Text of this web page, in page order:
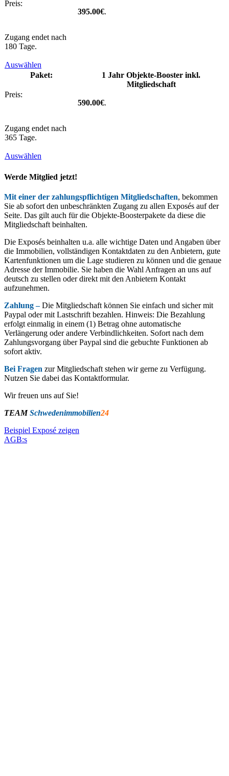
395.00€.
Zugang endet nach
180 Tage.
Auswählen
1 Jahr Objekte-Booster inkl.
Mitgliedschaft
590.00€.
Zugang endet nach
365 Tage.
Auswählen
Werde Mitglied jetzt!
Mit einer der zahlungspflichtigen Mitgliedschaften, bekommen
Sie ab sofort den unbeschränkten Zugang zu allen Exposés auf der
Seite. Das gilt auch für die Objekte-Boosterpakete da diese die
Mitgliedschaft beinhalten.
Die Exposés beinhalten u.a. alle wichtige Daten und Angaben über
die Immobilien, vollständigen Kontaktdaten zu den Anbietern, gute
Kartenfunktionen um die Lage studieren zu können und die genaue
Adresse der Immobilie. Sie haben die Wahl Anfragen an uns auf
deutsch zu stellen oder direkt mit den Anbietern Kontakt
aufzunehmen.
Zahlung –Die Mitgliedschaft können Sie einfach und sicher mit
Paypal oder mit Lastschrift bezahlen. Hinweis: Die Bezahlung
erfolgt einmalig in einem (1) Betrag ohne automatische
Verlängerung oder andere Verbindlichkeiten. Sofort nach dem
Zahlungsvorgang über Paypal sind die gebuchte Funktionen ab
sofort aktiv.
Bei Fragen zur Mitgliedschaft stehen wir gerne zu Verfügung.
Nutzen Sie dabei das Kontaktformular.
Wir freuen uns auf Sie!
TEAMSchwedenimmobilien24
Beispiel Exposé zeigen
AGB:s